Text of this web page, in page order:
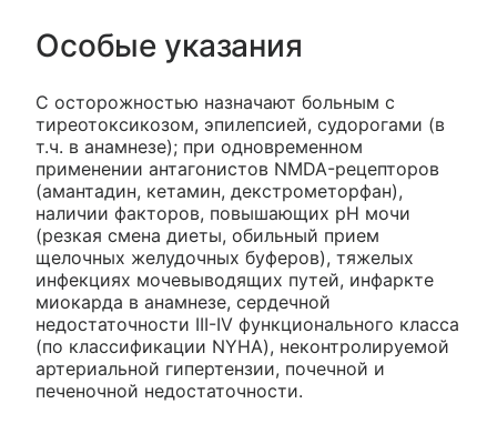
Особые указания
С осторожностью назначают больным с
тиреотоксикозом, эпилепсией, судорогами (в
т.ч. в анамнезе); при одновременном
применении антагонистов NMDA-рецепторов
(амантадин, кетамин, декстрометорфан),
наличии факторов, повышающих рН мочи
(резкая смена диеты, обильный прием
щелочных желудочных буферов), тяжелых
инфекциях мочевыводящих путей, инфаркте
миокарда в анамнезе, сердечной
недостаточности III-IV функционального класса
(по классификации NYHA), неконтролируемой
артериальной гипертензии, почечной и
печеночной недостаточности.